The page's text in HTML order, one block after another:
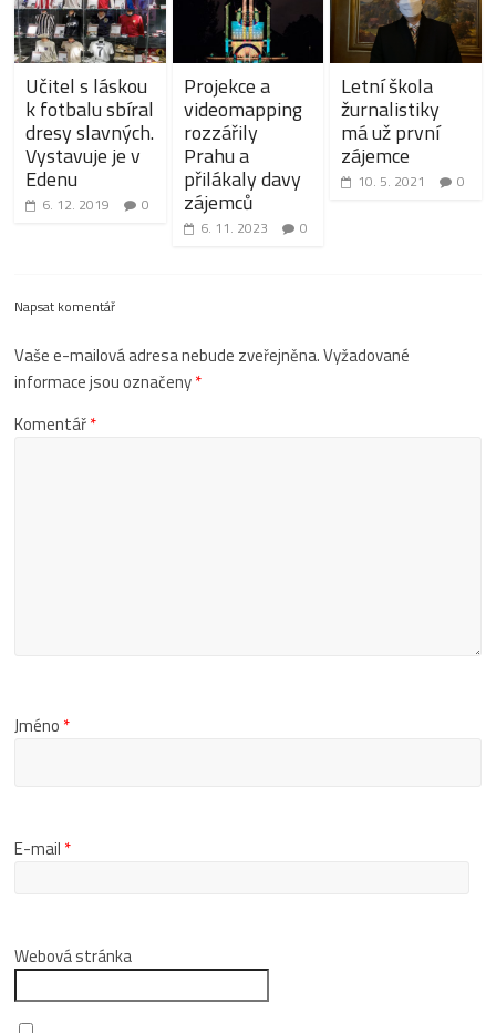
Učitel s láskou
k fotbalu sbíral
dresy slavných.
Vystavuje je v
Edenu
6. 12. 2019 0
Projekce a
videomapping
rozzářily
Prahu a
přilákaly davy
zájemců
6. 11. 2023 0
Letní škola
žurnalistiky
má už první
zájemce
10. 5. 2021 0
Napsat komentář
Vaše e-mailová adresa nebude zveřejněna.Vyžadované
informace jsou označeny*
Komentář*
Jméno *
E-mail *
Webová stránka